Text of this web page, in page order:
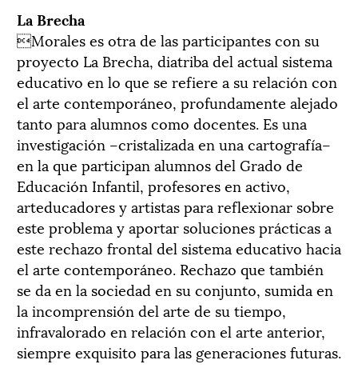
La Brecha
Morales es otra de las participantes con su
proyecto La Brecha, diatriba del actual sistema
educativo en lo que se refiere a su relación con
el arte contemporáneo, profundamente alejado
tanto para alumnos como docentes. Es una
investigación –cristalizada en una cartografía–
en la que participan alumnos del Grado de
Educación Infantil, profesores en activo,
arteducadores y artistas para reflexionar sobre
este problema y aportar soluciones prácticas a
este rechazo frontal del sistema educativo hacia
el arte contemporáneo. Rechazo que también
se da en la sociedad en su conjunto, sumida en
la incomprensión del arte de su tiempo,
infravalorado en relación con el arte anterior,
siempre exquisito para las generaciones futuras.